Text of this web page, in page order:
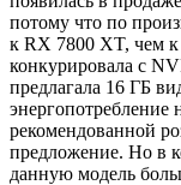
потому что по
к RX 7800 XT, чем
конкурировала с
предлагала 16 ГБ
энергопотребление
рекомендованной
предложение. Но в
данную модель